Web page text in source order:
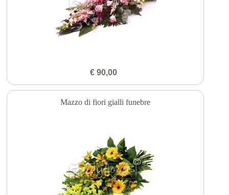
€ 90,00
Mazzo di fiori gialli funebre